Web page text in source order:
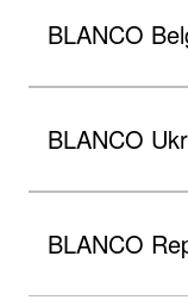
BLANCO
BLANCO
BLANCO